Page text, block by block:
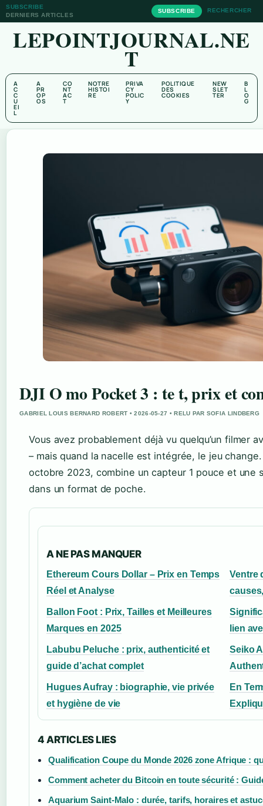
SUBSCRIBE
DERNIERS ARTICLES
SUBSCRIBE RECHERCHER
LEPOINTJOURNAL.NE
T
A
C
C
U
EI
L
A
PR
OP
OS
CO
NT
AC
T
NOTRE
HISTOI
RE
PRIVA
CY
POLIC
Y
POLITIQUE
DES
COOKIES
NEW
SLET
TER
B
L
O
G
DJI O mo Pocket 3 : te t, prix et
GABRIEL LOUIS BERNARD ROBERT • 2026-05-27 • RELU PAR SOFIA LINDBERG
Vous avez probablement déjà vu quelqu’un filmer
– mais quand la nacelle est intégrée, le jeu
octobre 2023, combine un capteur 1 pouce et une
dans un format de poche.
A NE PAS MANQUER
Ethereum Cours Dollar – Prix en Temps
Réel et Analyse
Ventre
Ballon Foot : Prix, Tailles et Meilleures
Marques en 2025
lien
Labubu Peluche : prix, authenticité et
guide d’achat complet
Seiko
Hugues Aufray : biographie, vie privée
et hygiène de vie
En
4 ARTICLES LIES
Qualification Coupe du Monde 2026 zone Afrique :
Comment acheter du Bitcoin en toute sécurité :
Aquarium Saint-Malo : durée, tarifs, horaires et